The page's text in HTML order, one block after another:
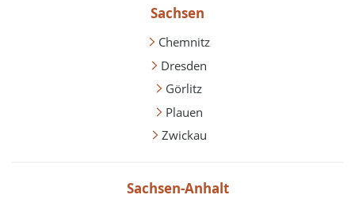
Sachsen
Chemnitz
Dresden
Görlitz
Plauen
Zwickau
Sachsen-Anhalt